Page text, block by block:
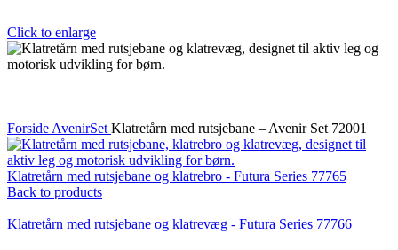
Click to enlarge
Forside AvenirSet Klatretårn med rutsjebane – Avenir Set 72001
Klatretårn med rutsjebane og klatrebro - Futura Series 77765
Back to products
Klatretårn med rutsjebane og klatrevæg - Futura Series 77766